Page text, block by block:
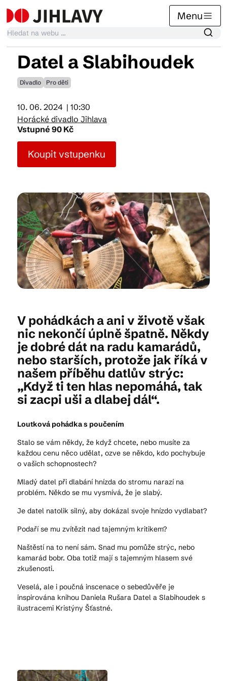
Menu
Kalendář akcí
Tradiční akce
Články
Praktické info
Kam vyrazit
© 2026 Brána Jihlavy
Datel a Slabihoudek
Divadlo Pro děti
10. 06. 2024 | 10:30
Horácké divadlo Jihlava
Vstupné 90 Kč
Koupit vstupenku
V pohádkách a ani v životě však
nic nekončí úplně špatně. Někdy
je dobré dát na radu kamarádů,
nebo starších, protože jak říká v
našem příběhu datlův strýc:
„Když ti ten hlas nepomáhá, tak
si zacpi uši a dlabej dál“.
Loutková pohádka s poučením
Stalo se vám někdy, že když chcete, nebo musíte za
každou cenu něco udělat, ozve se někdo, kdo pochybuje
o vašich schopnostech?
Mladý datel při dlabání hnízda do stromu narazí na
problém. Někdo se mu vysmívá, že je slabý.
Je datel natolik silný, aby dokázal svoje hnízdo vydlabat?
Podaří se mu zvítězit nad tajemným kritikem?
Naštěstí na to není sám. Snad mu pomůže strýc, nebo
kamarád bobr. Oba totiž mají s tajemným hlasem své
zkušenosti.
Veselá, ale i poučná inscenace o sebedůvěře je
inspirována knihou Daniela Rušara Datel a Slabihoudek s
ilustracemi Kristýny Šťastné.